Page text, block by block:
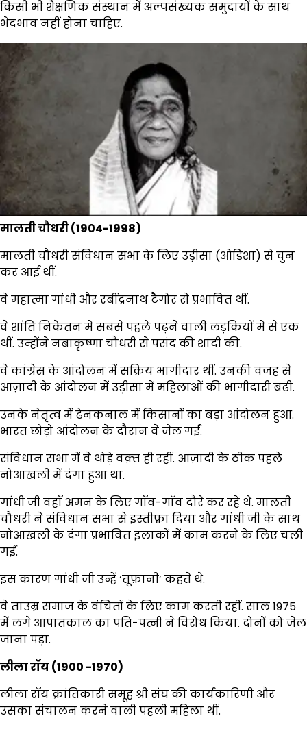
किसी भी शैक्षणिक संस्थान में अल्पसंख्यक समुदायों के साथ
भेदभाव नहीं होना चाहिए.
मालती चौधरी (1904-1998)
मालती चौधरी संविधान सभा के लिए उड़ीसा (ओडिशा) से चुन
कर आई थीं.
वे महात्मा गांधी और रबींद्रनाथ टैगोर से प्रभावित थीं.
वे शांति निकेतन में सबसे पहले पढ़ने वाली लड़कियों में से एक
थीं. उन्होंने नबाकृष्णा चौधरी से पसंद की शादी की.
वे कांग्रेस के आंदोलन में सक्रिय भागीदार थीं. उनकी वजह से
आज़ादी के आंदोलन में उड़ीसा में महिलाओं की भागीदारी बढ़ी.
उनके नेतृत्व में ढेनकनाल में किसानों का बड़ा आंदोलन हुआ.
भारत छोड़ो आंदोलन के दौरान वे जेल गईं.
संविधान सभा में वे थोड़े वक़्त ही रहीं. आज़ादी के ठीक पहले
नोआखली में दंगा हुआ था.
गांधी जी वहाँ अमन के लिए गाँव-गाँव दौरे कर रहे थे. मालती
चौधरी ने संविधान सभा से इस्तीफ़ा दिया और गांधी जी के साथ
नोआखली के दंगा प्रभावित इलाकों में काम करने के लिए चली
गईं.
इस कारण गांधी जी उन्हें ‘तूफ़ानी’ कहते थे.
वे ताउम्र समाज के वंचितों के लिए काम करती रहीं. साल 1975
में लगे आपातकाल का पति-पत्नी ने विरोध किया. दोनों को जेल
जाना पड़ा.
लीला रॉय (1900 -1970)
लीला रॉय क्रांतिकारी समूह श्री संघ की कार्यकारिणी और
उसका संचालन करने वाली पहली महिला थीं.